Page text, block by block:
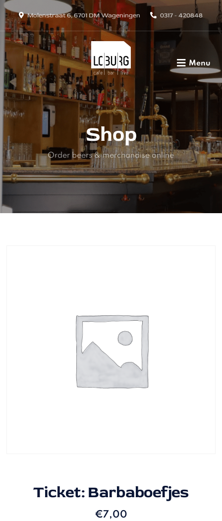
Molenstraat 6, 6701 DM Wageningen 0317 - 420848
Menu
Shop
Order beers & merchandise online
Ticket: Barbaboefjes
€7,00